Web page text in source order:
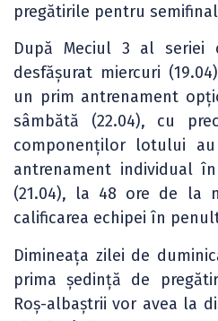
pregătirile pentru
După Meciul 3 al seriei
desfășurat miercuri
un prim antrenament
sâmbătă (22.04), cu
componenților lotului
antrenament individual
(21.04), la 48 ore de la
calificarea echipei în
Dimineața zilei de
prima ședință de
Roș-albaștrii vor avea la